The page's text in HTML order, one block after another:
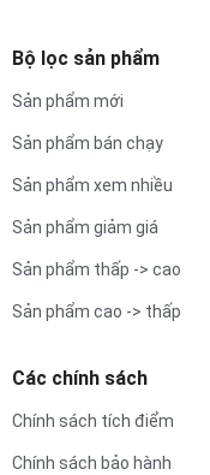
Bộ lọc sản phẩm
Sản phẩm mới
Sản phẩm bán chạy
Sản phẩm xem nhiều
Sản phẩm giảm giá
Sản phẩm thấp -> cao
Sản phẩm cao -> thấp
Các chính sách
Chính sách tích điểm
Chính sách bảo hành